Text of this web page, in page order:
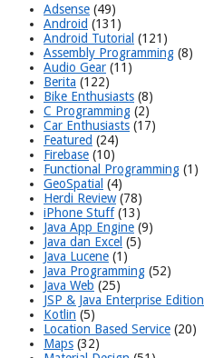
Adsense (49)
Android (131)
Android Tutorial (121)
Assembly Programming (8)
Audio Gear (11)
Berita (122)
Bike Enthusiasts (8)
C Programming (2)
Car Enthusiasts (17)
Featured (24)
Firebase (10)
Functional Programming (1)
GeoSpatial (4)
Herdi Review(78)
iPhone Stuff(13)
Java App Engine (9)
Java dan Excel (5)
Java Lucene (1)
Java Programming (52)
Java Web (25)
JSP & Java Enterprise Edition
Kotlin (5)
Location Based Service (20)
Maps (32)